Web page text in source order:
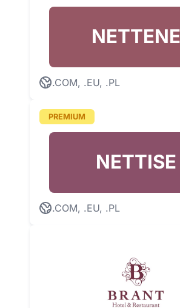
NETTENE
.COM, .EU, .PL
PREMIUM
NETTISE
.COM, .EU, .PL